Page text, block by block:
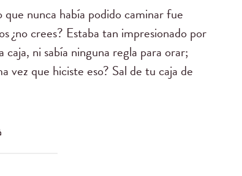
nunca había podido caminar fue
¿no crees? Estaba tan impresionado por
ni sabía ninguna regla para orar;
vez que hiciste eso? Sal de tu caja de